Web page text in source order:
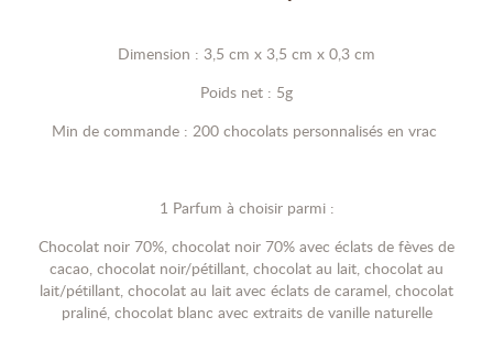
Dimension : 3,5 cm x 3,5 cm x 0,3 cm
Poids net : 5g
Min de commande : 200 chocolats personnalisés en vrac
1 Parfum à choisir parmi :
Chocolat noir 70%, chocolat noir 70% avec éclats de fèves de
cacao, chocolat noir/pétillant, chocolat au lait, chocolat au
lait/pétillant, chocolat au lait avec éclats de caramel, chocolat
praliné, chocolat blanc avec extraits de vanille naturelle